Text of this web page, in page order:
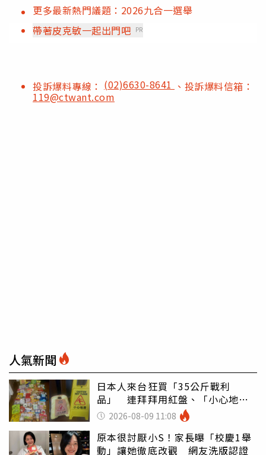
更多最新熱門議題：2026九合一選舉
帶著皮克敏一起出門吧 PR
投訴爆料專線： (02)6630-8641 、投訴爆料信箱：
119@ctwant.com
人氣新聞
日本人來台狂買「35公斤戰利
品」 連拜拜用紅盤、「小心地
滑」告示牌也帶回家
2026-08-09 11:08
原本很討厭小S！家長曝「校慶1舉
動」讓她徹底改觀 網友洗版認證